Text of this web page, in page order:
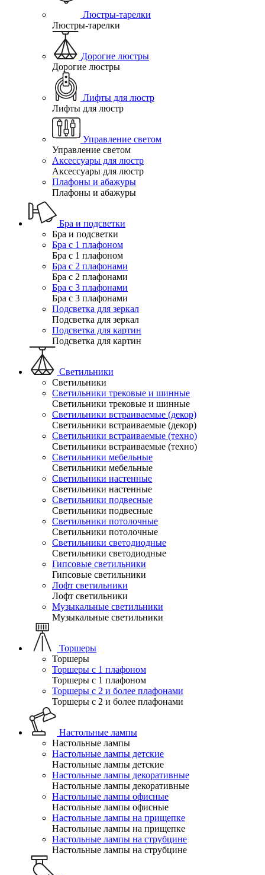
Люстры-тарелки
Люстры-тарелки
Дорогие люстры
Дорогие люстры
Лифты для люстр
Лифты для люстр
Управление светом
Управление светом
Аксессуары для люстр
Аксессуары для люстр
Плафоны и абажуры
Плафоны и абажуры
Бра и подсветки
Бра и подсветки
Бра с 1 плафоном
Бра с 1 плафоном
Бра с 2 плафонами
Бра с 2 плафонами
Бра с 3 плафонами
Бра с 3 плафонами
Подсветка для зеркал
Подсветка для зеркал
Подсветка для картин
Подсветка для картин
Светильники
Светильники
Светильники трековые и шинные
Светильники трековые и шинные
Светильники встраиваемые (декор)
Светильники встраиваемые (декор)
Светильники встраиваемые (техно)
Светильники встраиваемые (техно)
Светильники мебельные
Светильники мебельные
Светильники настенные
Светильники настенные
Светильники подвесные
Светильники подвесные
Светильники потолочные
Светильники потолочные
Светильники светодиодные
Светильники светодиодные
Гипсовые светильники
Гипсовые светильники
Лофт светильники
Лофт светильники
Музыкальные светильники
Музыкальные светильники
Торшеры
Торшеры
Торшеры с 1 плафоном
Торшеры с 1 плафоном
Торшеры с 2 и более плафонами
Торшеры с 2 и более плафонами
Настольные лампы
Настольные лампы
Настольные лампы детские
Настольные лампы детские
Настольные лампы декоративные
Настольные лампы декоративные
Настольные лампы офисные
Настольные лампы офисные
Настольные лампы на прищепке
Настольные лампы на прищепке
Настольные лампы на струбцине
Настольные лампы на струбцине